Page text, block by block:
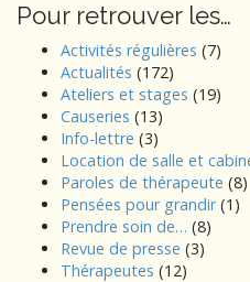
Pour retrouver les…
Activités régulières (7)
Actualités (172)
Ateliers et stages (19)
Causeries (13)
Info-lettre (3)
Location de salle et
Paroles de thérapeute (8)
Pensées pour grandir(1)
Prendre soin de… (8)
Revue de presse (3)
Thérapeutes (12)